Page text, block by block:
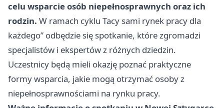
celu wsparcie osób niepełnosprawnych oraz ich
rodzin. W ramach cyklu Tacy sami rynek pracy dla
każdego” odbędzie się spotkanie, które zgromadzi
specjalistów i ekspertów z różnych dziedzin.
Uczestnicy będą mieli okazję poznać praktyczne
formy wsparcia, jakie mogą otrzymać osoby z
niepełnosprawnościami na rynku pracy.